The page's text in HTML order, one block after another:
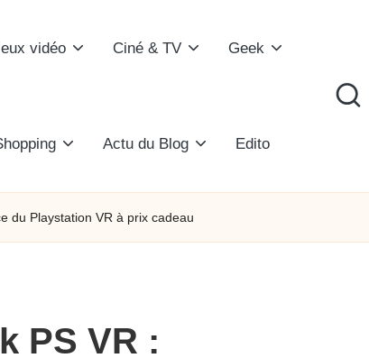
vidéo Ciné & TV Geek
Actu du Blog Edito
du Playstation VR à prix cadeau
PS VR :